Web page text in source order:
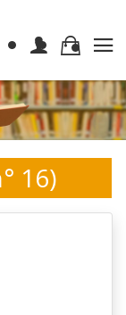
16)